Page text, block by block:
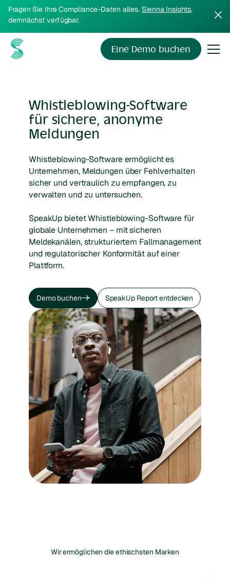
Fragen Sie Ihre Compliance-Daten alles. Sienna Insights,
demnächst verfügbar.
Eine Demo buchen
Whistleblowing-Software
für sichere, anonyme
Meldungen
Whistleblowing-Software ermöglicht es
Unternehmen, Meldungen über Fehlverhalten
sicher und vertraulich zu empfangen, zu
verwalten und zu untersuchen.
SpeakUp bietet Whistleblowing-Software für
globale Unternehmen – mit sicheren
Meldekanälen, strukturiertem Fallmanagement
und regulatorischer Konformität auf einer
Plattform.
Demo buchen
Demo buchen
SpeakUp Report entdecken
SpeakUp Report entdecken
Wir ermöglichen die ethischsten Marken